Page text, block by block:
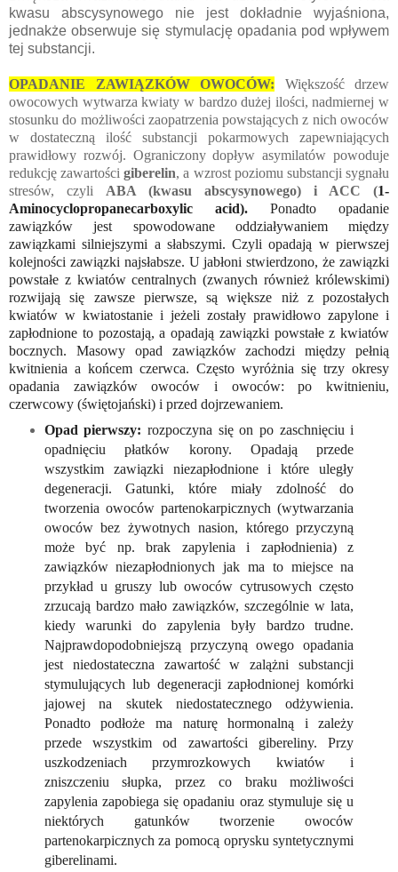
kwasu abscysynowego nie jest dokładnie wyjaśniona,
jednakże obserwuje się stymulację opadania pod wpływem
tej substancji.
OPADANIE ZAWIĄZKÓW OWOCÓW:
Większość drzew
owocowych wytwarza kwiaty w bardzo dużej ilości, nadmiernej w
stosunku do możliwości zaopatrzenia powstających z nich owoców
w dostateczną ilość substancji pokarmowych zapewniających
prawidłowy rozwój. Ograniczony dopływ asymilatów powoduje
redukcję zawartościgiberelin, a wzrost poziomu substancji sygnału
stresów, czyli ABA (kwasu abscysynowego) i ACC (1-
Aminocyclopropanecarboxylic acid). Ponadto opadanie
zawiązków jest spowodowane oddziaływaniem między
zawiązkami silniejszymi a słabszymi. Czyli opadają w pierwszej
kolejności zawiązki najsłabsze. U jabłoni stwierdzono, że zawiązki
powstałe z kwiatów centralnych (zwanych również królewskimi)
rozwijają się zawsze pierwsze, są większe niż z pozostałych
kwiatów w kwiatostanie i jeżeli zostały prawidłowo zapylone i
zapłodnione to pozostają, a opadają zawiązki powstałe z kwiatów
bocznych. Masowy opad zawiązków zachodzi między pełnią
kwitnienia a końcem czerwca. Często wyróżnia się trzy okresy
opadania zawiązków owoców i owoców: po kwitnieniu,
czerwcowy (świętojański) i przed dojrzewaniem.
Opad pierwszy: rozpoczyna się on po zaschnięciu i
opadnięciu płatków korony. Opadają przede
wszystkim zawiązki niezapłodnione i które uległy
degeneracji. Gatunki, które miały zdolność do
tworzenia owoców partenokarpicznych (wytwarzania
owoców bez żywotnych nasion, którego przyczyną
może być np. brak zapylenia i zapłodnienia) z
zawiązków niezapłodnionych jak ma to miejsce na
przykład u gruszy lub owoców cytrusowych często
zrzucają bardzo mało zawiązków, szczególnie w lata,
kiedy warunki do zapylenia były bardzo trudne.
Najprawdopodobniejszą przyczyną owego opadania
jest niedostateczna zawartość w zalążni substancji
stymulujących lub degeneracji zapłodnionej komórki
jajowej na skutek niedostatecznego odżywienia.
Ponadto podłoże ma naturę hormonalną i zależy
przede wszystkim od zawartości gibereliny. Przy
uszkodzeniach przymrozkowych kwiatów i
zniszczeniu słupka, przez co braku możliwości
zapylenia zapobiega się opadaniu oraz stymuluje się u
niektórych gatunków tworzenie owoców
partenokarpicznych za pomocą oprysku syntetycznymi
giberelinami.